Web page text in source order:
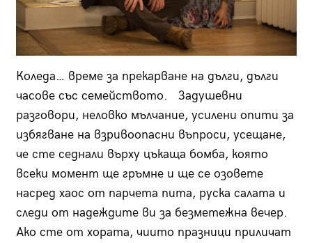
Коледа… време за прекарване на дълги, дълги
часове със семейството. Задушевни
разговори, неловко мълчание, усилени опити за
избягване на взривоопасни въпроси, усещане,
че сте седнали върху цъкаща бомба, която
всеки момент ще гръмне и ще се озовете
насред хаос от парчета пита, руска салата и
следи от надеждите ви за безметежна вечер.
Ако сте от хората, чиито празници приличат